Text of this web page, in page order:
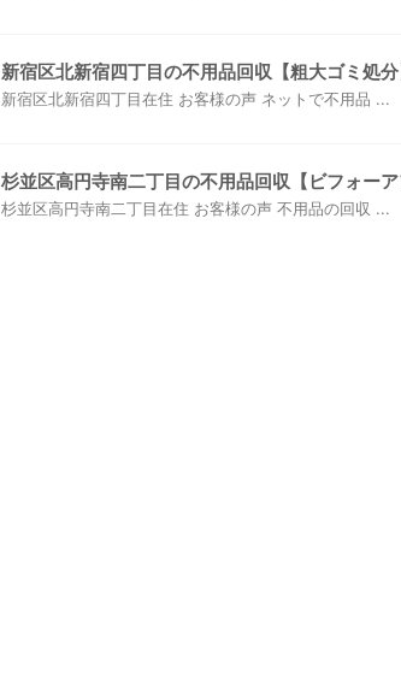
新宿区北新宿四丁目の不用品回収【粗大ゴミ処分
新宿区北新宿四丁目在住 お客様の声 ネットで不用品 ...
杉並区高円寺南二丁目の不用品回収【ビフォーア
杉並区高円寺南二丁目在住 お客様の声 不用品の回収 ...